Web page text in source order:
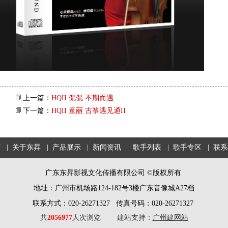
上一篇：HQII 侃侃 不期而遇
下一篇：HQII 童丽 古筝遇见通II
| 关于东昇 | 产品展示 | 新闻资讯 | 歌手列表 | 歌手专区 | 联系
广东东昇影视文化传播有限公司 ©版权所有
地址：广州市机场路124-182号3楼广东音像城A27档
联系方式：020-26271327 传真号码：020-26271327
共2056977人次浏览 建站支持： 广州建网站